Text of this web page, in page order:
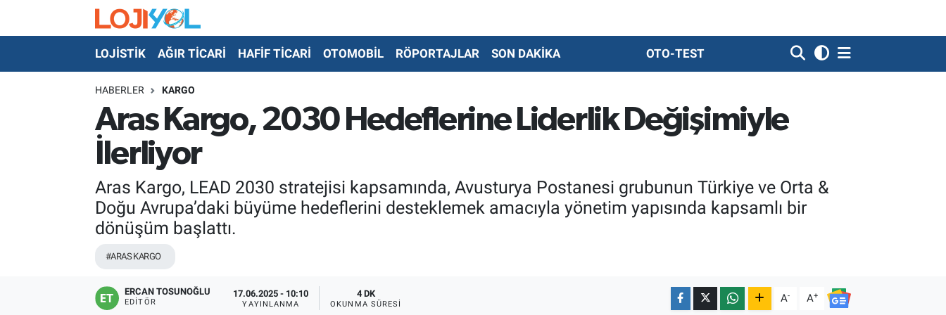
LOJİSTİK AĞIR TİCARİ HAFİF TİCARİ OTOMOBİL RÖPORTAJLAR SON DAKİKA OTO-TEST
HABERLER KARGO
Aras Kargo, 2030 Hedeflerine Liderlik Değişimiyle
İlerliyor
Aras Kargo, LEAD 2030 stratejisi kapsamında, Avusturya Postanesi grubunun Türkiye ve Orta &
Doğu Avrupa’daki büyüme hedeflerini desteklemek amacıyla yönetim yapısında kapsamlı bir
dönüşüm başlattı.
#ARAS KARGO
ERCAN TOSUNOĞLU
EDITÖR
17.06.2025 - 10:10
YAYINLANMA
4 DK
OKUNMA SÜRESI A- A+
OTO-TEST